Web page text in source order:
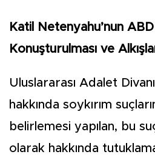
Katil Netenyahu’nun
Konuşturulması ve
Uluslararası Adalet
hakkında soykırım
belirlemesi yapılan, bu
olarak hakkında